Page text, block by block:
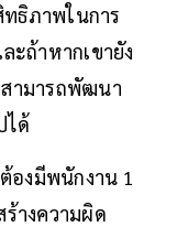
ธิภาพในการ
ะถ้าหากเขายัง
สามารถพัฒนา
ได้
องมีพนักงาน 1
างความผิด